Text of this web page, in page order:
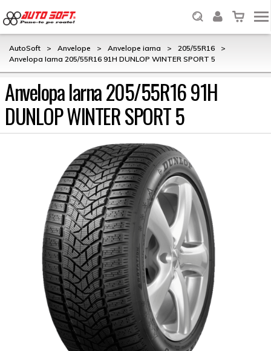
AutoSoft > Anvelope > Anvelope iarna > 205/55R16
>
Anvelopa Iarna 205/55R16 91H DUNLOP WINTER SPORT 5
Anvelopa Iarna 205/55R16 91H
DUNLOP WINTER SPORT 5